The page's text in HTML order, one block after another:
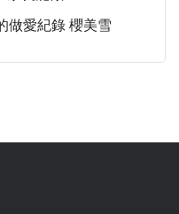
做愛紀錄 櫻美雪